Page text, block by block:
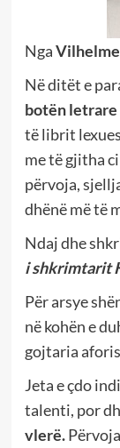
Nga
Në ditët e
botën
të librit
me të gjitha
përvoja,
dhënë më të
Ndaj dhe
i shkrimtarit
Për arsye
në kohën e
gojtaria
Jeta e çdo
talenti, por
vlerë.